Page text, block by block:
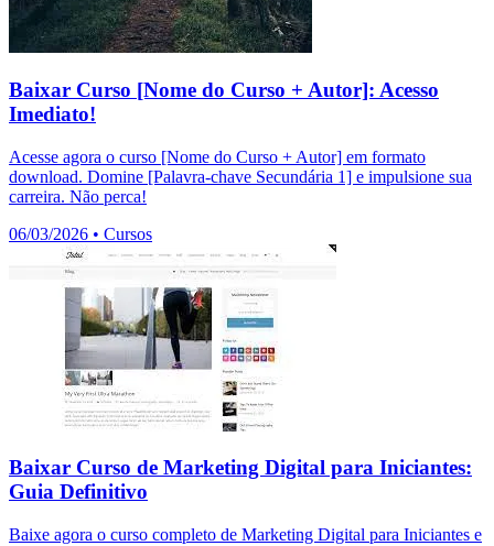
Baixar Curso [Nome do Curso + Autor]: Acesso
Imediato!
Acesse agora o curso [Nome do Curso + Autor] em formato
download. Domine [Palavra-chave Secundária 1] e impulsione sua
carreira. Não perca!
06/03/2026 • Cursos
Baixar Curso de Marketing Digital para Iniciantes:
Guia Definitivo
Baixe agora o curso completo de Marketing Digital para Iniciantes e